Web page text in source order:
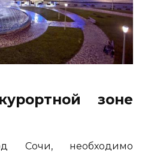
зоне
Сочи, необходимо